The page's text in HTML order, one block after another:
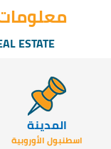
المدينة
اسطنبول الأوروبية
ESTATE